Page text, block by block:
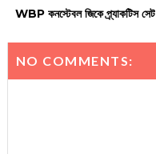
WBP কনস্টেবল জিকে প্র্যাকটিস সেট
NO COMMENTS: